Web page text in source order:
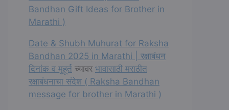
Bandhan Gift Ideas for Brother in
Marathi )
Date & Shubh Muhurat for Raksha
Bandhan 2025 in Marathi | रक्षाबंधन
दिनांक व मुहूर्त च्यावर भावासाठी मराठीत
रक्षाबंधनाचा संदेश ( Raksha Bandhan
message for brother in Marathi )